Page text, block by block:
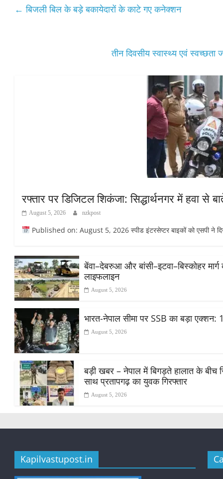
A ok r
← बिजली बिल के बड़े बकायेदारों के काटे गए कनेक्शन
तीन दिवसीय स्वास्थ्य एवं
रफ्तार पर डिजिटल शिकंजा: सिद्धार्थनगर में हवा से
August 5, 2026 nzkpost
Published on: August 5, 2026 स्पीड इंटरसेप्टर बाइकों को एसपी ने
​बेंवा–देबरुआ और बांसी–इटवा–बिस्कोहर
लाइफलाइन
August 5, 2026
भारत-नेपाल सीमा पर SSB का बड़ा
August 5, 2026
बड़ी खबर – नेपाल में बिगड़ते हालात के बीच
साथ प्रतापगढ़ का युवक गिरफ्तार
August 5, 2026
Kapilvastupost.in